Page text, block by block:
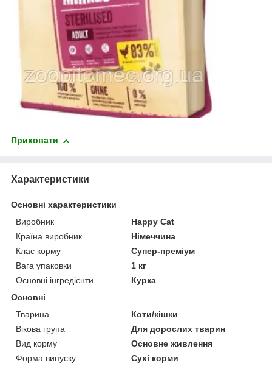
Приховати
Характеристики
Основні характеристики
Виробник
Happy Cat
Країна виробник
Німеччина
Клас корму
Супер-преміум
Вага упаковки
1 кг
Основні інгредієнти
Курка
Основні
Тварина
Коти/кішки
Вікова група
Для дорослих тварин
Вид корму
Основне живлення
Форма випуску
Сухі корми